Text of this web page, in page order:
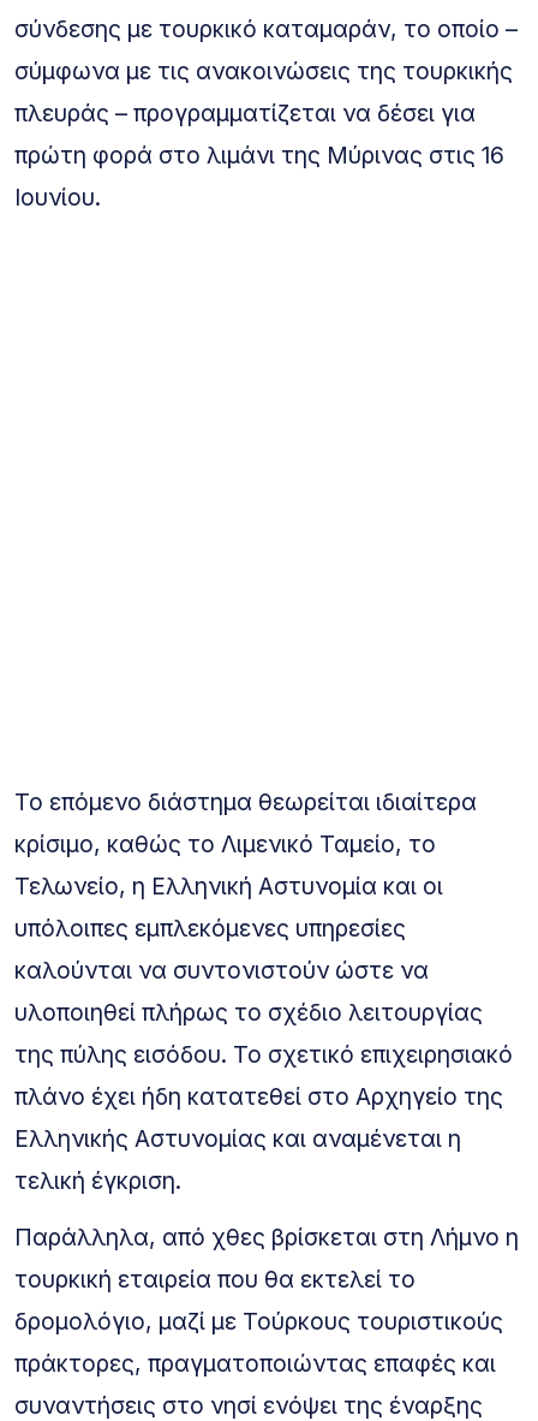
σύνδεσης με τουρκικό καταμαράν, το οποίο –
σύμφωνα με τις ανακοινώσεις της τουρκικής
πλευράς – προγραμματίζεται να δέσει για
πρώτη φορά στο λιμάνι της Μύρινας στις 16
Ιουνίου.
Το επόμενο διάστημα θεωρείται ιδιαίτερα
κρίσιμο, καθώς το Λιμενικό Ταμείο, το
Τελωνείο, η Ελληνική Αστυνομία και οι
υπόλοιπες εμπλεκόμενες υπηρεσίες
καλούνται να συντονιστούν ώστε να
υλοποιηθεί πλήρως το σχέδιο λειτουργίας
της πύλης εισόδου. Το σχετικό επιχειρησιακό
πλάνο έχει ήδη κατατεθεί στο Αρχηγείο της
Ελληνικής Αστυνομίας και αναμένεται η
τελική έγκριση.
Παράλληλα, από χθες βρίσκεται στη Λήμνο η
τουρκική εταιρεία που θα εκτελεί το
δρομολόγιο, μαζί με Τούρκους τουριστικούς
πράκτορες, πραγματοποιώντας επαφές και
συναντήσεις στο νησί ενόψει της έναρξης